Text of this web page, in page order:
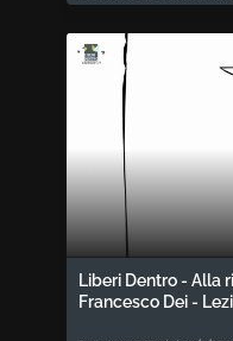
Liberi Dentro - Alla
Francesco Dei -